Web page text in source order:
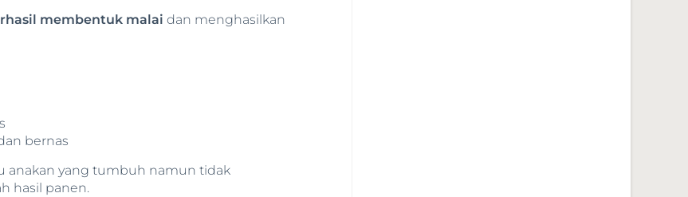
membentuk malai dan menghasilkan
bernas
anakan yang tumbuh namun tidak
hasil panen.